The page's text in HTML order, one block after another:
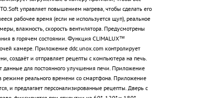
управляет повышением нагрева, чтобы сделать его
рабочее время (если не используется щуп), реальное
влажность, скорость вентилятора. Предусмотрены
в горячем состоянии. Функция CLIMALUX™
камере. Приложение ddc.unox.com контролирует
создаёт и отправляет рецепты с компьютера на печь.
данные для постоянного улучшения печи. Приложение
режиме реального времени со смартфона. Приложение
и предлагает персонализированные рецепты. Дверь с